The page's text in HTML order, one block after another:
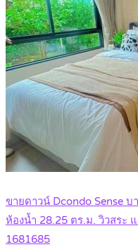
ขายดาวน์ Dcondo Sense
ห้องน้ำ 28.25 ตร.ม. วิวสระ
1681685